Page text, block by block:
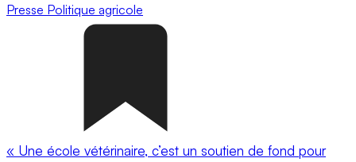
Presse Politique agricole
« Une école vétérinaire, c’est un soutien de fond pour